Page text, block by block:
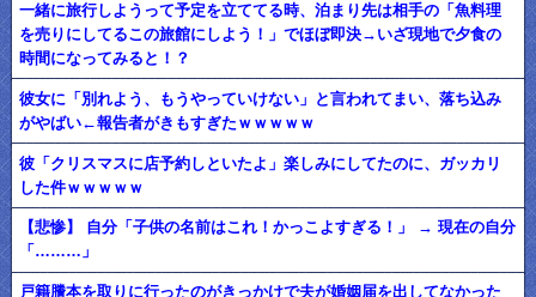
一緒に旅行しようって予定を立ててる時、泊まり先は相手の「魚料理
を売りにしてるこの旅館にしよう！」でほぼ即決→いざ現地で夕食の
時間になってみると！？
彼女に「別れよう、もうやっていけない」と言われてまい、落ち込み
がやばい←報告者がきもすぎたｗｗｗｗｗ
彼「クリスマスに店予約しといたよ」楽しみにしてたのに、ガッカリ
した件ｗｗｗｗｗ
【悲惨】 自分「子供の名前はこれ！かっこよすぎる！」 → 現在の自分
「………」
戸籍謄本を取りに行ったのがきっかけで夫が婚姻届を出してなかった